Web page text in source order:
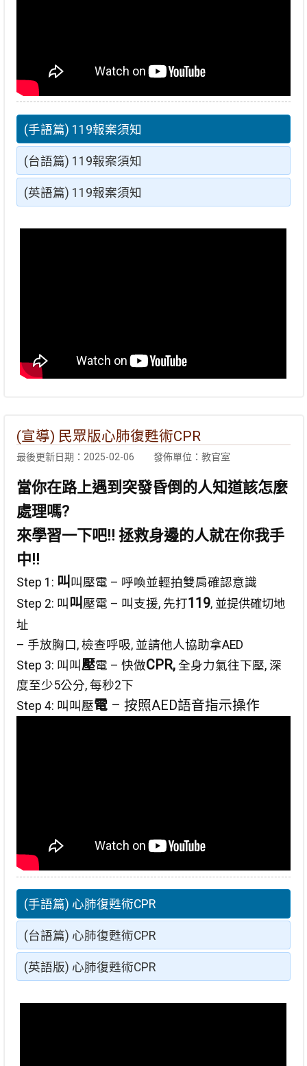
(手語篇) 119報案須知
(台語篇) 119報案須知
(英語篇) 119報案須知
(宣導) 民眾版心肺復甦術CPR
最後更新日期：2025-02-06 發佈單位：教官室
當你在路上遇到突發昏倒的人知道該怎麼
處理嗎?
來學習一下吧!! 拯救身邊的人就在你我手
中!!
Step 1: 叫 叫壓電 – 呼喚並輕拍雙肩確認意識
Step 2: 叫 叫 壓電 – 叫支援, 先打119, 並提供確切地
址
– 手放胸口, 檢查呼吸, 並請他人協助拿AED
Step 3: 叫叫壓電 – 快做CPR, 全身力氣往下壓, 深
度至少5公分, 每秒2下
Step 4: 叫叫壓電 – 按照AED語音指示操作
(手語篇) 心肺復甦術CPR
(台語篇) 心肺復甦術CPR
(英語版) 心肺復甦術CPR